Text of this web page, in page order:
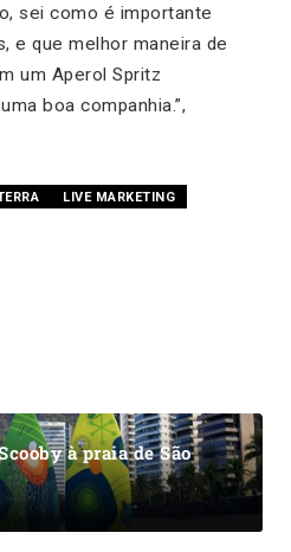
sei como é importante
e que melhor maneira de
um Aperol Spritz
boa companhia.”,
LIVE MARKETING
à praia de São